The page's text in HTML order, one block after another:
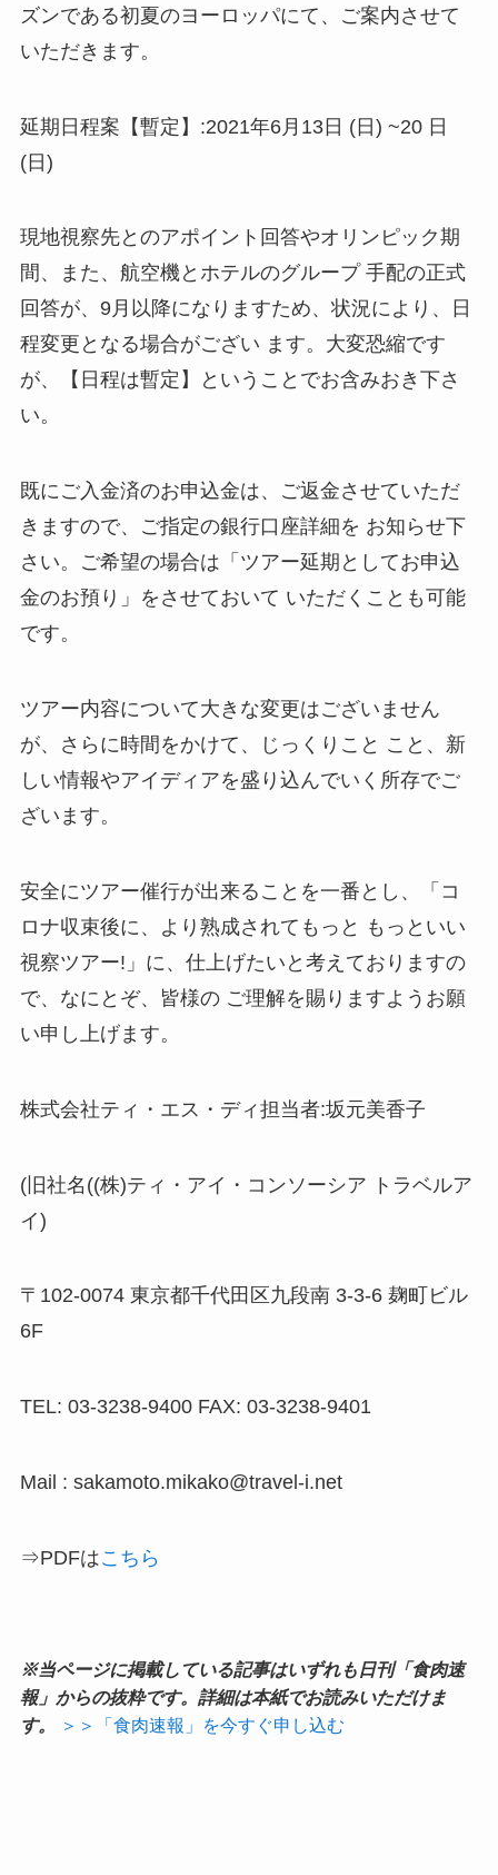
ズンである初夏のヨ ーロッパにて 、
ご案内させて
いただきます。
延期日程案 【暫定 】 :2021年6月13日 (日) ~20 日
(日)
現地視察先とのアポイン ト 回答やオリンピック期
間 、 また 、 航空機とホテルのグループ 手配の正式
回答が、 9月以降になりますため、 状況により 、
日
程変更となる場合がござい ま す。 大変恐縮です
が、 【 日程は暫定 】
ということでお含みおき下さ
い。
既にご入金済のお申込金は、
ご返金させていただ
きますので、 ご指定の銀行口座詳細を お知らせ下
さい。 ご希望の場合は 「 ツアー延期と してお申込
金のお預り 」 をさせておいて いただくことも可能
です。
ツアー内容について大きな変更はございません
が、 さらに時間をかけて 、 じっくりこと こと 、 新
し い情報やアイディアを盛り込んでいく所存でご
ざいます。
安全にツアー催行が出来ることを一番とし 、 「 コ
ロナ収束後に 、 より熟成さ れてもっと もっといい
視察ツアー! 」 に 、 仕上げたいと考えておりますの
で、 なにとぞ、 皆様の ご理解を賜り ま すようお願
い申し上げま す。
株式会社ティ ・ エス ・ ディ担当者:坂元美香子
(旧社名((株)ティ・アイ・コンソーシア トラベルア
イ)
〒102-0074 東京都千代田区九段南 3-3-6 麹町ビル
6F
TEL: 03-3238-9400 FAX: 03-3238-9401
Mail : sakamoto.mikako@travel-i.net
⇒PDFはこちら
※当ページに掲載している記事はいずれも日刊「食肉速
報」からの抜粋です。詳細は本紙でお読みいただけま
す。
＞＞「食肉速報」を今すぐ申し込む